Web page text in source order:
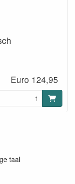
Euro 124,95
taal